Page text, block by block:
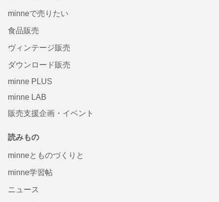
minneで売りたい
食品販売
ヴィンテージ販売
ダウンロード販売
minne PLUS
minne LAB
販売支援企画・イベント
読みもの
minneとものづくりと
minne学習帖
ニュース